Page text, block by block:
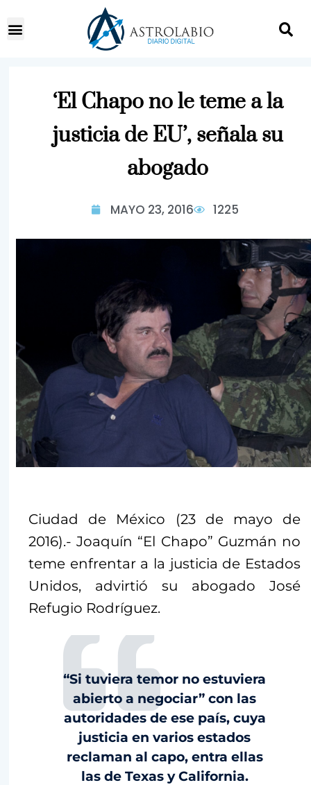
‘El Chapo no le teme a la
justicia de EU’, señala su
abogado
MAYO 23, 2016 1225
Ciudad de México (23 de mayo de
2016).- Joaquín “El Chapo” Guzmán no
teme enfrentar a la justicia de Estados
Unidos, advirtió su abogado José
Refugio Rodríguez.
“Si tuviera temor no estuviera
abierto a negociar” con las
autoridades de ese país, cuya
justicia en varios estados
reclaman al capo, entra ellas
las de Texas y California.